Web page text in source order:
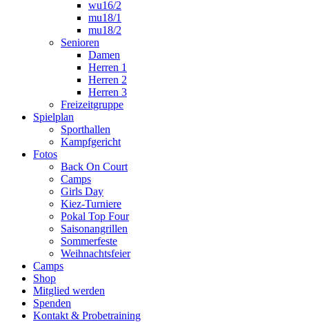
wu16/2
mu18/1
mu18/2
Senioren
Damen
Herren 1
Herren 2
Herren 3
Freizeitgruppe
Spielplan
Sporthallen
Kampfgericht
Fotos
Back On Court
Camps
Girls Day
Kiez-Turniere
Pokal Top Four
Saisonangrillen
Sommerfeste
Weihnachtsfeier
Camps
Shop
Mitglied werden
Spenden
Kontakt & Probetraining